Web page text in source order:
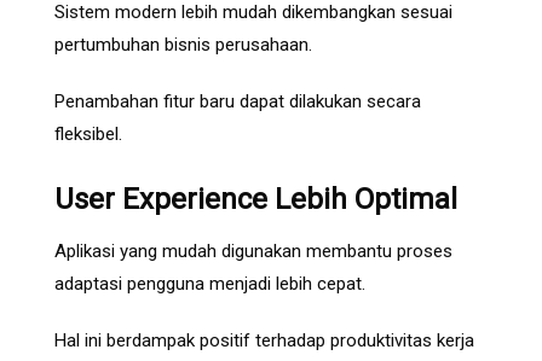
Sistem modern lebih mudah dikembangkan sesuai
pertumbuhan bisnis perusahaan.
Penambahan fitur baru dapat dilakukan secara
fleksibel.
User Experience Lebih Optimal
Aplikasi yang mudah digunakan membantu proses
adaptasi pengguna menjadi lebih cepat.
Hal ini berdampak positif terhadap produktivitas kerja